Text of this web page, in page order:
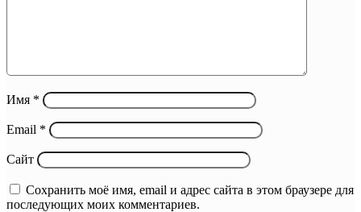
Имя *
Email *
Сайт
Сохранить моё имя, email и адрес сайта в этом браузере для
последующих моих комментариев.